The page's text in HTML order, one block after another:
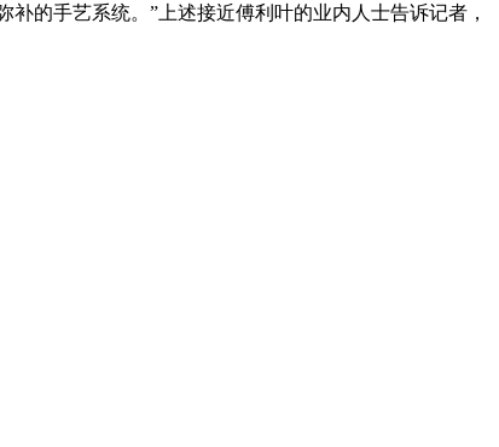
的手艺系统。”上述接近傅利叶的业内人士告诉记者，